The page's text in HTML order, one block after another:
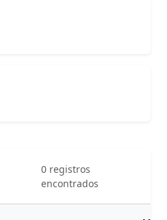
0 registros
encontrados